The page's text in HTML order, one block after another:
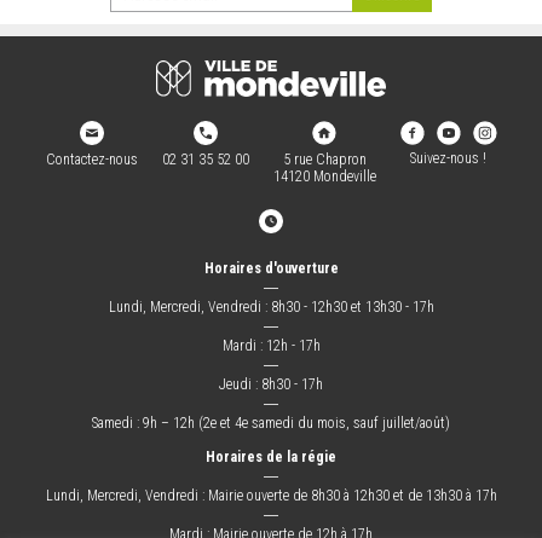
Contactez-nous 02 31 35 52 00
5 rue Chapron
14120 Mondeville
Suivez-nous !
Horaires d'ouverture
―
Lundi, Mercredi, Vendredi : 8h30 - 12h30 et 13h30 - 17h
―
Mardi : 12h - 17h
―
Jeudi : 8h30 - 17h
―
Samedi : 9h – 12h (2e et 4e samedi du mois, sauf juillet/août)
Horaires de la régie
―
Lundi, Mercredi, Vendredi : Mairie ouverte de 8h30 à 12h30 et de 13h30 à 17h
―
Mardi : Mairie ouverte de 12h à 17h